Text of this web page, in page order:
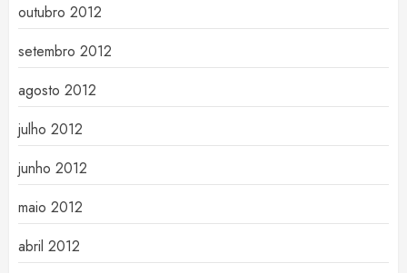
outubro 2012
setembro 2012
agosto 2012
julho 2012
junho 2012
maio 2012
abril 2012